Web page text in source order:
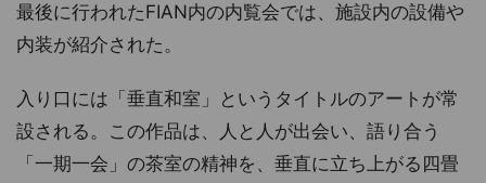
最後に行われたFIAN内の内覧会では、施設内の設備や
内装が紹介された。
入り口には「垂直和室」というタイトルのアートが常
設される。この作品は、人と人が出会い、語り合う
「一期一会」の茶室の精神を、垂直に立ち上がる四畳